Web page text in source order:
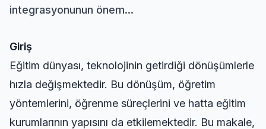
integrasyonunun önem...
Giriş
Eğitim dünyası, teknolojinin getirdiği dönüşümlerle
hızla değişmektedir. Bu dönüşüm, öğretim
yöntemlerini, öğrenme süreçlerini ve hatta eğitim
kurumlarının yapısını da etkilemektedir. Bu makale,